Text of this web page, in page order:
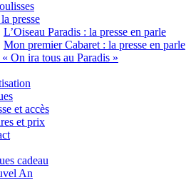
presse
L’Oiseau Paradis : la presse en parle
Mon premier Cabaret : la presse en parle
On ira tous au Paradis »
et accès
et prix
cadeau
An